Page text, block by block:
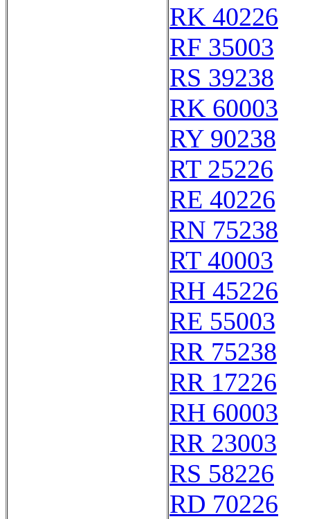
RK 40226
RF 35003
RS 39238
RK 60003
RY 90238
RT 25226
RE 40226
RN 75238
RT 40003
RH 45226
RE 55003
RR 75238
RR 17226
RH 60003
RR 23003
RS 58226
RD 70226